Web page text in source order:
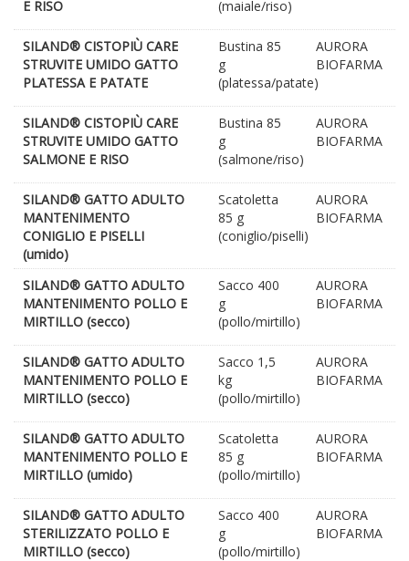
E RISO (maiale/riso)
SILAND® CISTOPIÙ CARE
STRUVITE UMIDO GATTO
PLATESSA E PATATE
Bustina 85
g
(platessa/patate)
AURORA
BIOFARMA
SILAND® CISTOPIÙ CARE
STRUVITE UMIDO GATTO
SALMONE E RISO
Bustina 85
g
(salmone/riso)
AURORA
BIOFARMA
SILAND® GATTO ADULTO
MANTENIMENTO
CONIGLIO E PISELLI
(umido)
Scatoletta
85 g
(coniglio/piselli)
AURORA
BIOFARMA
SILAND® GATTO ADULTO
MANTENIMENTO POLLO E
MIRTILLO (secco)
Sacco 400
g
(pollo/mirtillo)
AURORA
BIOFARMA
SILAND® GATTO ADULTO
MANTENIMENTO POLLO E
MIRTILLO (secco)
Sacco 1,5
kg
(pollo/mirtillo)
AURORA
BIOFARMA
SILAND® GATTO ADULTO
MANTENIMENTO POLLO E
MIRTILLO (umido)
Scatoletta
85 g
(pollo/mirtillo)
AURORA
BIOFARMA
SILAND® GATTO ADULTO
STERILIZZATO POLLO E
MIRTILLO (secco)
Sacco 400
g
(pollo/mirtillo)
AURORA
BIOFARMA